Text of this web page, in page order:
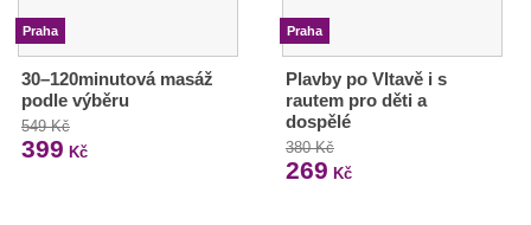
Praha
30–120minutová masáž
podle výběru
549 Kč
399 Kč
Praha
Plavby po Vltavě i s
rautem pro děti a
dospělé
380 Kč
269 Kč